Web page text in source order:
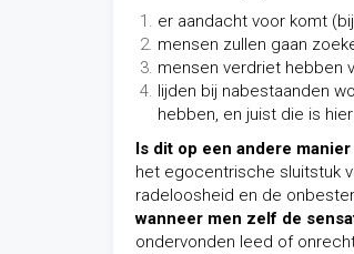
er aandacht voor komt
mensen zullen gaan
mensen verdriet hebben
lijden bij nabestaanden
hebben, en juist die is
Is dit op een andere
het egocentrische sluitstuk
radeloosheid en de
wanneer men zelf de
ondervonden leed of